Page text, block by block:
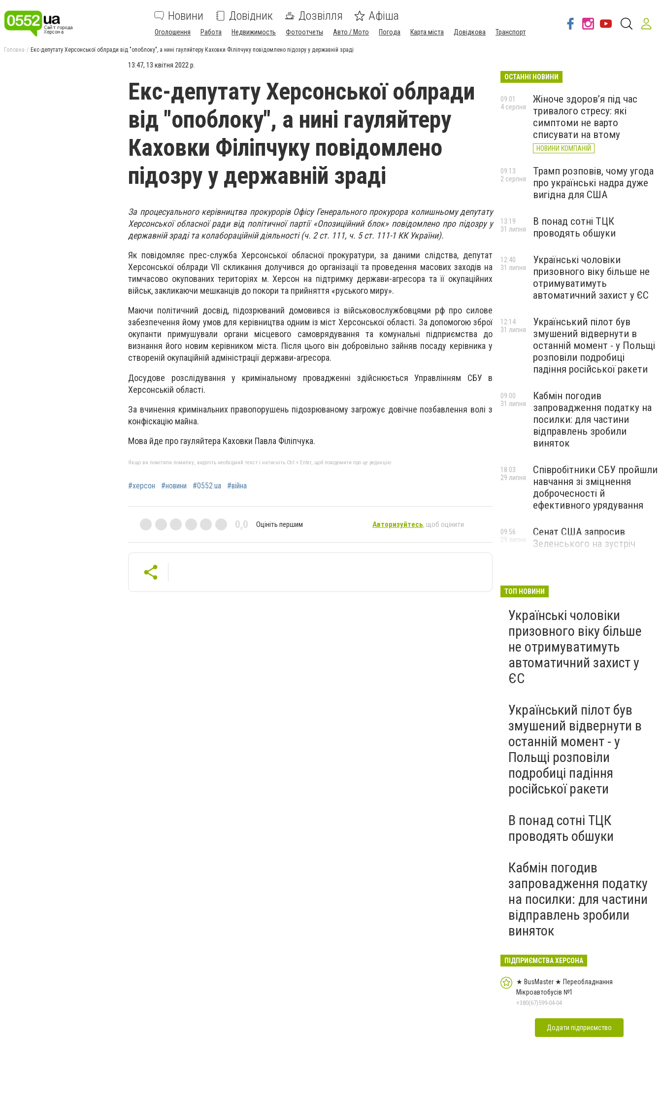
Новини Довідник Дозвілля Афіша
Оголошення Работа Недвижимость Фотоотчеты Авто / Мото Погода Карта міста Довідкова Транспорт
Головна Екс-депутату Херсонської облради від "опоблоку", а нині гауляйтеру Каховки Філіпчуку повідомлено підозру у державній зраді
13:47, 13 квітня 2022 р.
Екс-депутату Херсонської облради
від "опоблоку", а нині гауляйтеру
Каховки Філіпчуку повідомлено
підозру у державній зраді
За процесуального керівництва прокурорів Офісу Генерального прокурора колишньому депутату
Херсонської обласної ради від політичної партії «Опозиційний блок» повідомлено про підозру у
державній зраді та колабораційній діяльності (ч. 2 ст. 111, ч. 5 ст. 111-1 КК України).
Як повідомляє прес-служба Херсонської обласної прокуратури, за даними слідства, депутат
Херсонської облради VII скликання долучився до організації та проведення масових заходів на
тимчасово окупованих територіях м. Херсон на підтримку держави-агресора та її окупаційних
військ, закликаючи мешканців до покори та прийняття «руського миру».
Маючи політичний досвід, підозрюваний домовився із військовослужбовцями рф про силове
забезпечення йому умов для керівництва одним із міст Херсонської області. За допомогою зброї
окупанти примушували органи місцевого самоврядування та комунальні підприємства до
визнання його новим керівником міста. Після цього він добровільно зайняв посаду керівника у
створеній окупаційній адміністрації держави-агресора.
Досудове розслідування у кримінальному провадженні здійснюється Управлінням СБУ в
Херсонській області.
За вчинення кримінальних правопорушень підозрюваному загрожує довічне позбавлення волі з
конфіскацію майна.
Мова йде про гауляйтера Каховки Павла Філіпчука.
Якщо ви помітили помилку, виділіть необхідний текст і натисніть Ctrl + Enter, щоб повідомити про це редакцію
#херсон #новини #0552.ua #війна
0,0 Оцініть першим Авторизуйтесь, щоб оцінити
ОСТАННІ НОВИНИ
Жіноче здоров’я під час
тривалого стресу: які
симптоми не варто
списувати на втому
НОВИНИ КОМПАНІЙ
09:01
4 серпня
Трамп розповів, чому угода
про українські надра дуже
вигідна для США
09:13
2 серпня
В понад сотні ТЦК
проводять обшуки
13:19
31 липня
Українські чоловіки
призовного віку більше не
отримуватимуть
автоматичний захист у ЄС
12:40
31 липня
Український пілот був
змушений відвернути в
останній момент - у Польщі
розповіли подробиці
падіння російської ракети
12:14
31 липня
Кабмін погодив
запровадження податку на
посилки: для частини
відправлень зробили
виняток
09:00
31 липня
Співробітники СБУ пройшли
навчання зі зміцнення
доброчесності й
ефективного урядування
18:03
29 липня
Сенат США запросив
Зеленського на зустріч
09:56
29 липня
ТОП НОВИНИ
Українські чоловіки
призовного віку більше
не отримуватимуть
автоматичний захист у
ЄС
Український пілот був
змушений відвернути в
останній момент - у
Польщі розповіли
подробиці падіння
російської ракети
В понад сотні ТЦК
проводять обшуки
Кабмін погодив
запровадження податку
на посилки: для частини
відправлень зробили
виняток
ПІДПРИЄМСТВА ХЕРСОНА
★ BusMaster ★ Переобладнання
Мікроавтобусів №1
+380(67)599-04-04
Додати підприємство